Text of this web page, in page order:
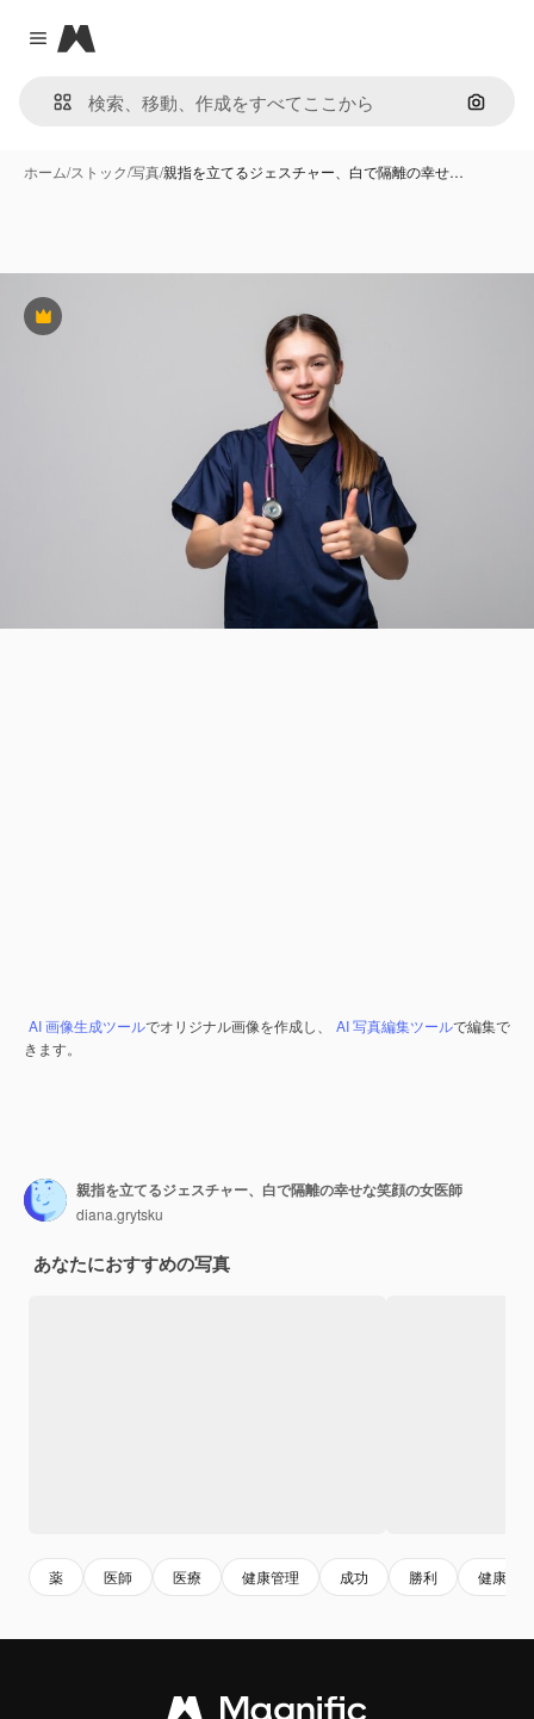
Close menu
Magnific
画像で
ホーム/ストック/写真/親指を立てるジェスチャー、白で隔離の幸せ…
Premium
AI 画像生成ツールでオリジナル画像を作成し、 AI 写真編集ツールで編集で
きます。
親指を立てるジェスチャー、白で隔離の幸せな笑顔の女医師
diana.grytsku
あなたにおすすめの写真
薬 医師 医療 健康管理 成功 勝利 健康